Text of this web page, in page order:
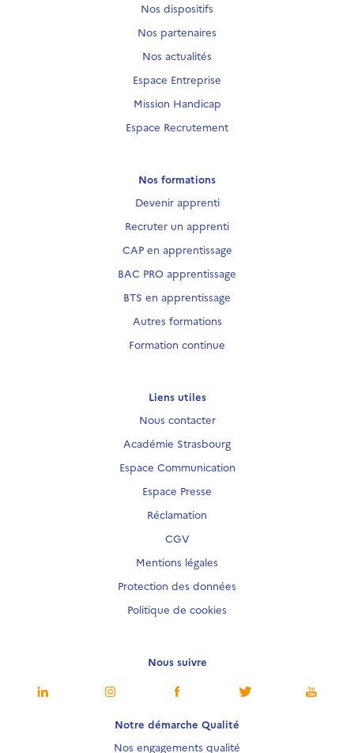
Nos dispositifs
Nos partenaires
Nos actualités
Espace Entreprise
Mission Handicap
Espace Recrutement
Nos formations
Devenir apprenti
Recruter un apprenti
CAP en apprentissage
BAC PRO apprentissage
BTS en apprentissage
Autres formations
Formation continue
Liens utiles
Nous contacter
Académie Strasbourg
Espace Communication
Espace Presse
Réclamation
CGV
Mentions légales
Protection des données
Politique de cookies
Nous suivre
Notre démarche Qualité
Nos engagements qualité